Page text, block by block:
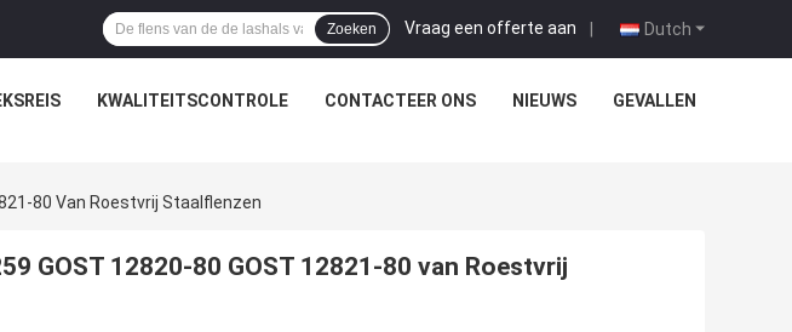
Dutch
Vraag een offerte aan |
Zoeken
KWALITEITSCONTROLE CONTACTEER ONS NIEUWS GEVALLEN
80 Van Roestvrij Staalflenzen
GOST 12820-80 GOST 12821-80 van Roestvrij